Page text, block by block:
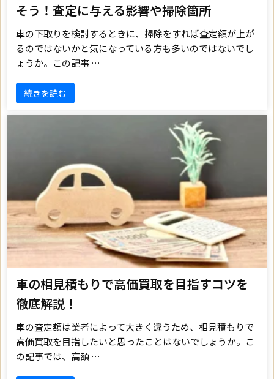
そう！査定に与える影響や掃除箇所
車の下取りを検討するときに、掃除をすれば査定額が上が
るのではないかと気になっている方も多いのではないでし
ょうか。この記事 …
続きを読む
車の相見積もりで高価買取を目指すコツを
徹底解説！
車の査定額は業者によって大きく違うため、相見積もりで
高価買取を目指したいと思ったことはないでしょうか。こ
の記事では、高額 …